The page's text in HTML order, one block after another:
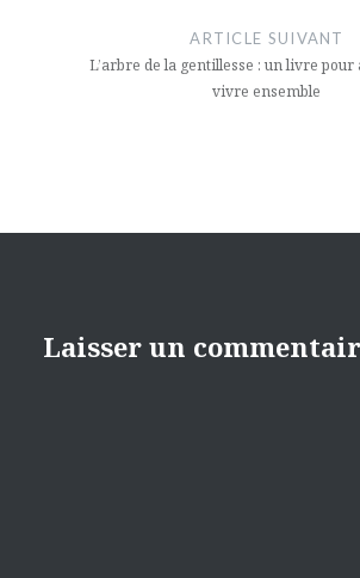
ARTICLE SUIVANT
L’arbre de la gentillesse : un livre
vivre ensemble
Laisser un